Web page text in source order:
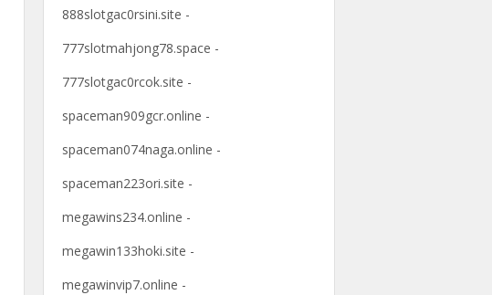
888slotgac0rsini.site -
777slotmahjong78.space -
777slotgac0rcok.site -
spaceman909gcr.online -
spaceman074naga.online -
spaceman223ori.site -
megawins234.online -
megawin133hoki.site -
megawinvip7.online -